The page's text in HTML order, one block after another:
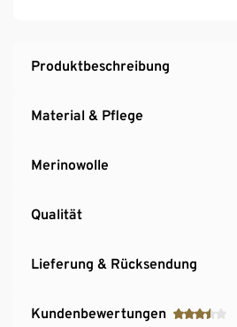
Produktbeschreibung
Material & Pflege
Merinowolle
Qualität
Lieferung & Rücksendung
Kundenbewertungen